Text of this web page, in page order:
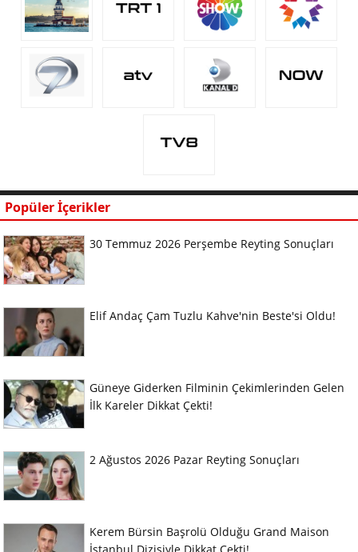
Popüler İçerikler
30 Temmuz 2026 Perşembe Reyting Sonuçları
Elif Andaç Çam Tuzlu Kahve'nin Beste'si Oldu!
Güneye Giderken Filminin Çekimlerinden Gelen
İlk Kareler Dikkat Çekti!
2 Ağustos 2026 Pazar Reyting Sonuçları
Kerem Bürsin Başrolü Olduğu Grand Maison